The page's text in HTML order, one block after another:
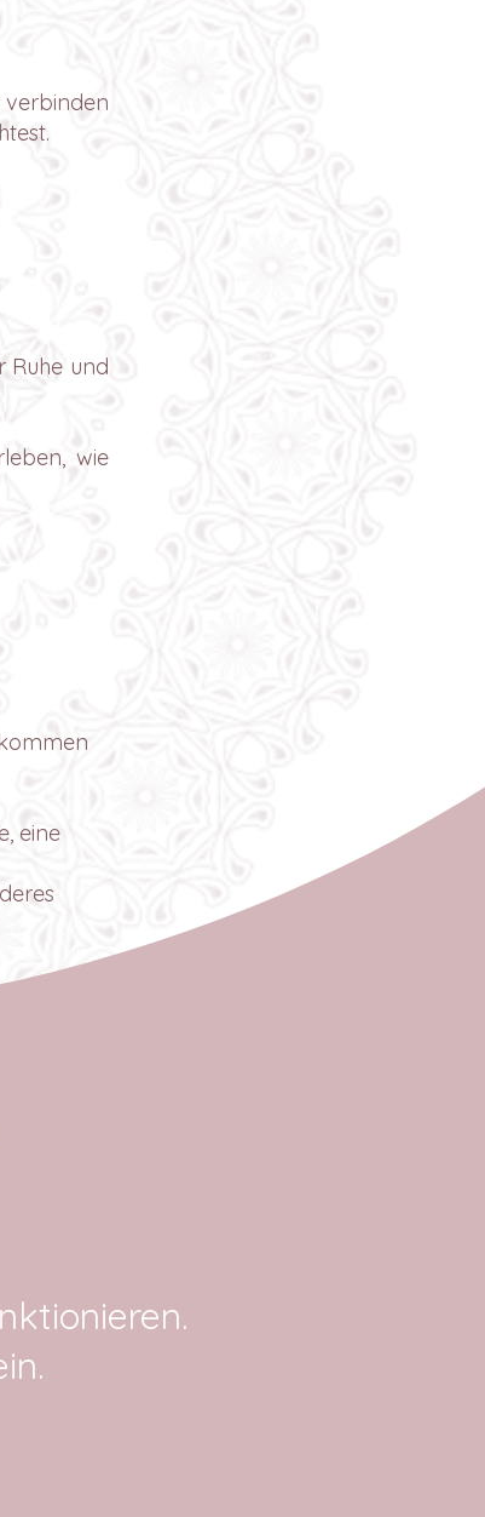
Ruhe und
wie
eine